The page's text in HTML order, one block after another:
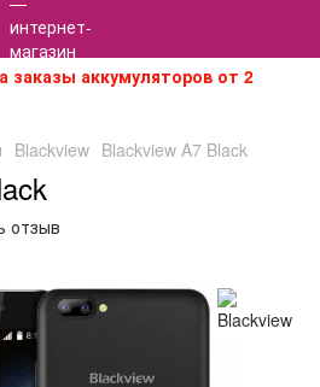
заказы аккумуляторов от 2
Blackview Blackview A7 Black
отзыв